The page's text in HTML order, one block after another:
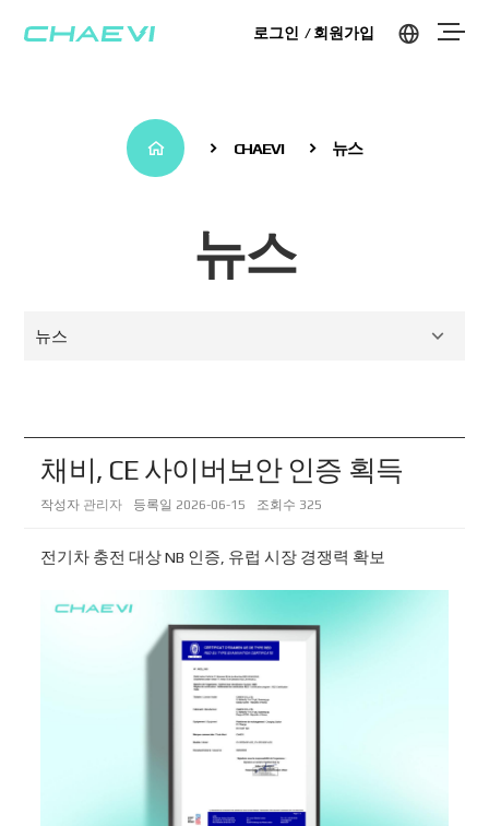
로그인 회원가입
CHAEVI 뉴스
뉴스
뉴스
채비, CE 사이버보안 인증 획득
작성자 관리자 등록일 2026-06-15 조회수 325
전기차 충전 대상 NB 인증, 유럽 시장 경쟁력 확보